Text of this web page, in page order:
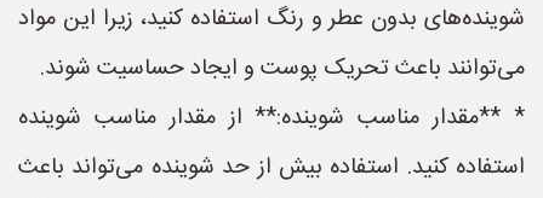
شوینده‌های بدون عطر و رنگ استفاده کنید، زیرا این مواد
می‌توانند باعث تحریک پوست و ایجاد حساسیت شوند.
* **مقدار مناسب شوینده:** از مقدار مناسب شوینده
استفاده کنید. استفاده بیش از حد شوینده می‌تواند باعث